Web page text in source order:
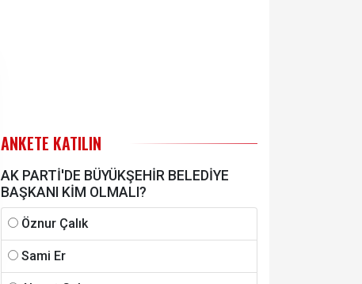
ANKETE KATILIN
AK PARTİ'DE BÜYÜKŞEHİR BELEDİYE
BAŞKANI KİM OLMALI?
Öznur Çalık
Sami Er